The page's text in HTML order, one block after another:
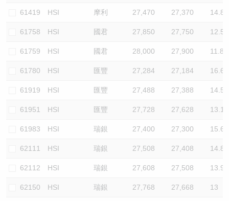
61419 HSI 摩利 27,470 27,370 14.8
61758 HSI 國君 27,850 27,750 12.5
61759 HSI 國君 28,000 27,900 11.8
61780 HSI 匯豐 27,284 27,184 16.6
61919 HSI 匯豐 27,488 27,388 14.5
61951 HSI 匯豐 27,728 27,628 13.1
61983 HSI 瑞銀 27,400 27,300 15.6
62111 HSI 瑞銀 27,508 27,408 14.8
62112 HSI 瑞銀 27,608 27,508 13.9
62150 HSI 瑞銀 27,768 27,668 13